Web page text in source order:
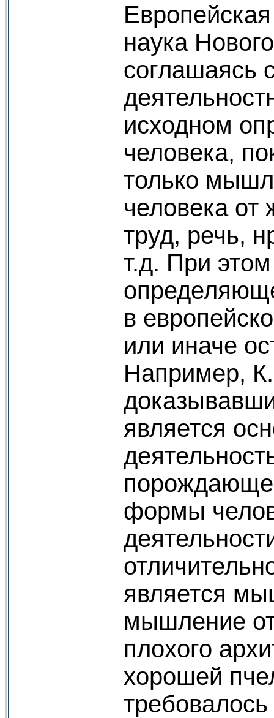
наука
соглашаясь
исходном
человека,
только
человека от
труд, речь,
т.д. При
в
или иначе
Например,
является
формы
является
мышление
плохого
хорошей
требовалось